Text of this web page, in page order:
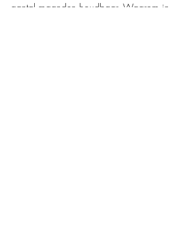
aantal maanden houdbaar. Waarom in